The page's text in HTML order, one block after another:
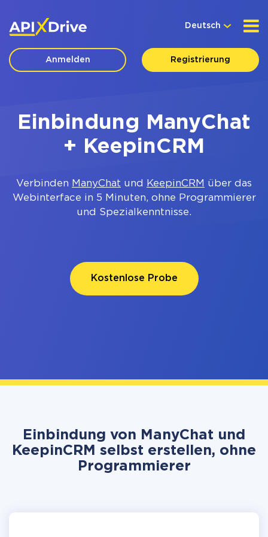
Deutsch
Anmelden Registrierung
Einbindung ManyChat
+ KeepinCRM
Verbinden ManyChat und KeepinCRM über das
Webinterface in 5 Minuten, ohne Programmierer
und Spezialkenntnisse.
Kostenlose Probe
Einbindung von ManyChat und
KeepinCRM selbst erstellen, ohne
Programmierer